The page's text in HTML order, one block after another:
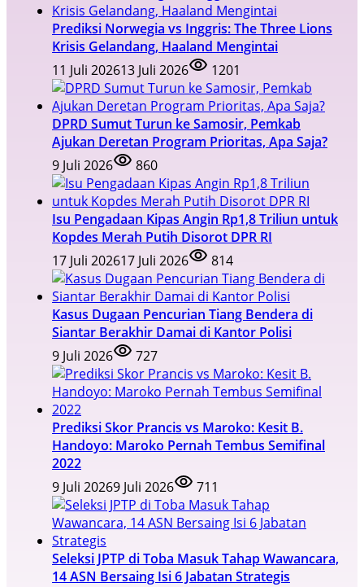
Prediksi Norwegia vs Inggris: The Three Lions
Krisis Gelandang, Haaland Mengintai
11 Juli 202613 Juli 2026 1201
DPRD Sumut Turun ke Samosir, Pemkab
Ajukan Deretan Program Prioritas, Apa Saja?
9 Juli 2026
860
Isu Pengadaan Kipas Angin Rp1,8 Triliun untuk
Kopdes Merah Putih Disorot DPR RI
17 Juli 202617 Juli 2026 814
Kasus Dugaan Pencurian Tiang Bendera di
Siantar Berakhir Damai di Kantor Polisi
9 Juli 2026
727
Prediksi Skor Prancis vs Maroko: Kesit B.
Handoyo: Maroko Pernah Tembus Semifinal
2022
9 Juli 20269 Juli 2026 711
Seleksi JPTP di Toba Masuk Tahap Wawancara,
14 ASN Bersaing Isi 6 Jabatan Strategis